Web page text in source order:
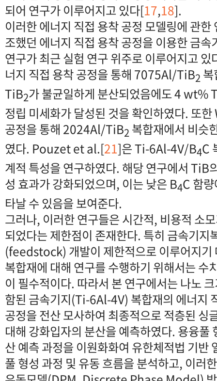
되어 연구가 이루어지고 있다[17,18].
이러한 에너지 직접 용착 공정 모델링에 관
조했던 에너지 직접 용착 공정을 이용한 금
연구가 최근 실험 연구 위주로 이루어지고
너지 직접 용착 공정을 통해 7075Al/TiB2
TiB2가 불균일하게 분산되었음에도 4 wt%
정립 미세화가 달성된 것을 확인하였다. 또
공정을 통해 2024Al/TiB2복합재에서 비슷
였다. Pouzet et al.[21]은 Ti-6Al-4V/B4C
계적 특성을 연구하였다. 해당 연구에서 TiB
성 효과가 강화되었으며, 이는 낮은 B4C 함
타날 수 있음을 보여준다.
그러나, 이러한 연구들은 시간적, 비용적 소
되었다는 제한점이 존재한다. 특히 금속기지
(feedstock) 개발이 제한적으로 이루어지기
복합재에 대해 연구를 수행하기 위해서는 수
이 필수적이다. 따라서 본 연구에서는 나노
함된 금속기지(Ti-6Al-4V) 복합재의 에너지
공정을 전산 모사하여 최종적으로 적층된
대해 강화입자의 분산을 예측하였다. 용융풀
산 예측 과정을 이원화화여 유한체적법 기반
풀 형성 과정 및 유동 흐름을 분석하고, 이러